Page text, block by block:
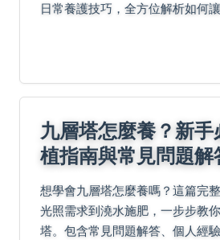
日常養護技巧，全方位解析如何
九層塔怎麼養？新
植指南與常見問題解
想學會九層塔怎麼養嗎？這篇完
光照需求到澆水施肥，一步步教
塔。包含常見問題解答、個人經